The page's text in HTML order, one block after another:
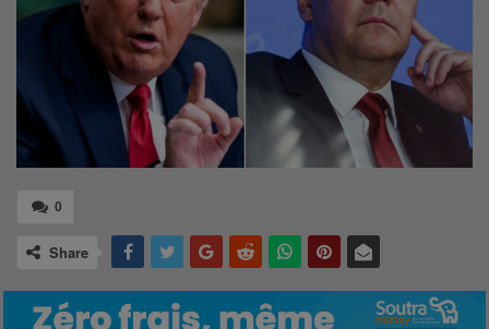
0
Share